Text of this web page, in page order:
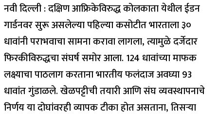
नवी दिल्ली : दक्षिण आफ्रिकेविरुद्ध कोलकाता येथील ईडन
गार्डनवर सुरू असलेल्या पहिल्या कसोटीत भारताला ३०
धावांनी पराभवाचा सामना करावा लागला, त्यामुळे दर्जेदार
फिरकीविरुद्धचा संघर्ष समोर आला. 124 धावांच्या माफक
लक्ष्याचा पाठलाग करताना भारतीय फलंदाज अवघ्या 93
धावांत गुंडाळले.खेळपट्टीची तयारी आणि संघ व्यवस्थापनाचे
निर्णय या दोघांवरही व्यापक टीका होत असताना, तिसऱ्या